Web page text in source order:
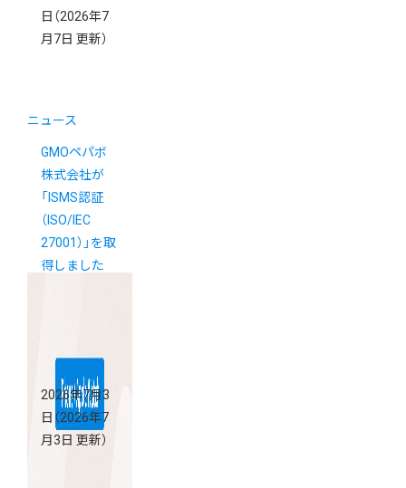
日 （2026年7
月7日 更新）
ニュース
GMOペパボ
株式会社が
「ISMS認証
（ISO/IEC
27001）」を取
得しました
2026年7月3
日 （2026年7
月3日 更新）